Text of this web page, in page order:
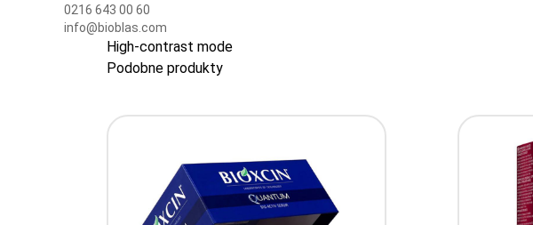
0216 643 00 60
info@bioblas.com
High-contrast mode
Podobne produkty